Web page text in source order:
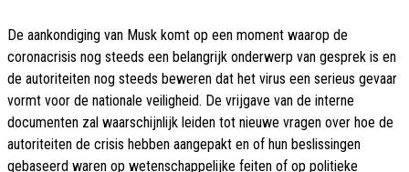
De aankondiging van Musk komt op een moment waarop de
coronacrisis nog steeds een belangrijk onderwerp van gesprek is en
de autoriteiten nog steeds beweren dat het virus een serieus gevaar
vormt voor de nationale veiligheid. De vrijgave van de interne
documenten zal waarschijnlijk leiden tot nieuwe vragen over hoe de
autoriteiten de crisis hebben aangepakt en of hun beslissingen
gebaseerd waren op wetenschappelijke feiten of op politieke